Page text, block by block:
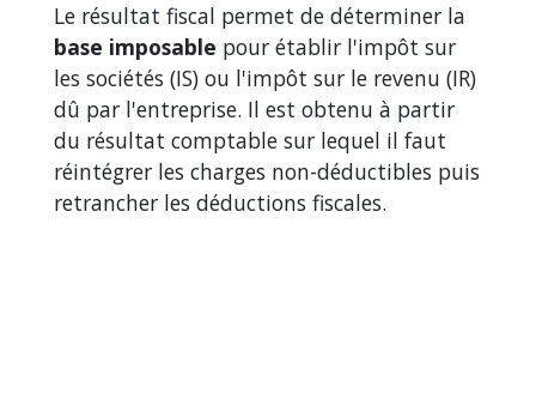
Le résultat fiscal permet de déterminer la
base imposable pour établir l'impôt sur
les sociétés (IS) ou l'impôt sur le revenu (IR)
dû par l'entreprise. Il est obtenu à partir
du résultat comptable sur lequel il faut
réintégrer les charges non-déductibles puis
retrancher les déductions fiscales.